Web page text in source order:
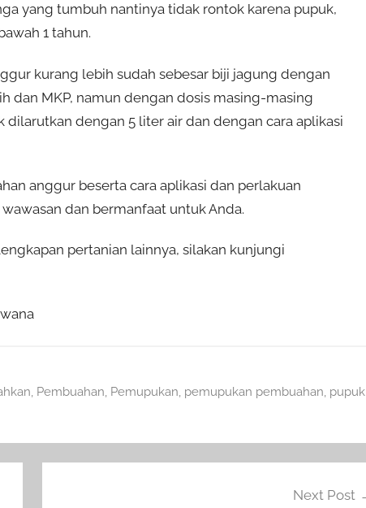
yang tumbuh nantinya tidak rontok karena pupuk,
1 tahun.
kurang lebih sudah sebesar biji jagung dengan
dan MKP, namun dengan dosis masing-masing
dengan 5 liter air dan dengan cara aplikasi
anggur beserta cara aplikasi dan perlakuan
dan bermanfaat untuk Anda.
pertanian lainnya, silakan kunjungi
, Pembuahan, Pemupukan, pemupukan pembuahan, pupuk
Next Post